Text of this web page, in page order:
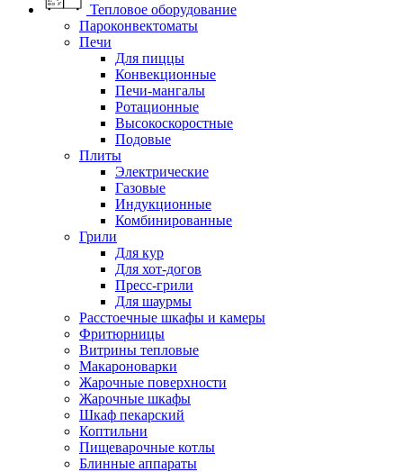
Тепловое оборудование
Пароконвектоматы
Печи
Для пиццы
Конвекционные
Печи-мангалы
Ротационные
Высокоскоростные
Подовые
Плиты
Электрические
Газовые
Индукционные
Комбинированные
Грили
Для кур
Для хот-догов
Пресс-грили
Для шаурмы
Расстоечные шкафы и камеры
Фритюрницы
Витрины тепловые
Макароноварки
Жарочные поверхности
Жарочные шкафы
Шкаф пекарский
Коптильни
Пищеварочные котлы
Блинные аппараты